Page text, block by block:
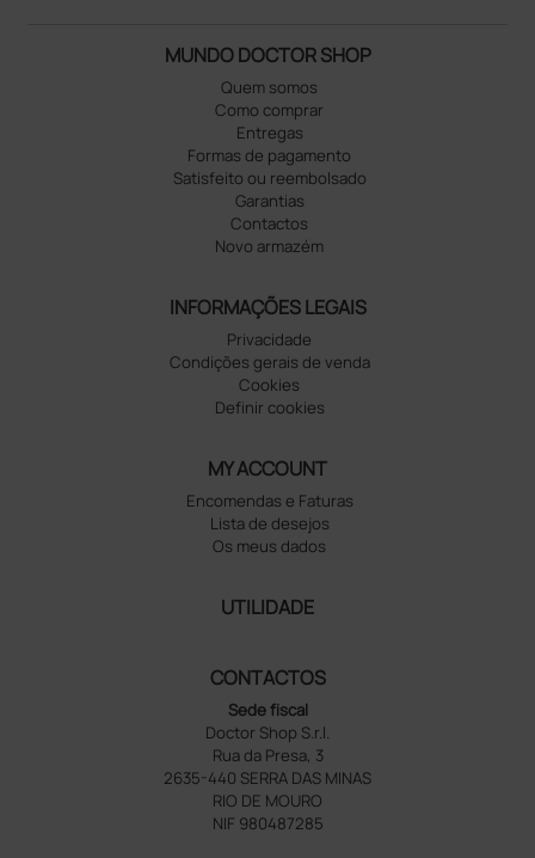
MUNDO DOCTOR SHOP
Quem somos
Como comprar
Entregas
Formas de pagamento
Satisfeito ou reembolsado
Garantias
Contactos
Novo armazém
INFORMAÇÕES LEGAIS
Privacidade
Condições gerais de venda
Cookies
Definir cookies
MY ACCOUNT
Encomendas e Faturas
Lista de desejos
Os meus dados
UTILIDADE
CONTACTOS
Sede fiscal
Doctor Shop S.r.l.
Rua da Presa, 3
2635-440 SERRA DAS MINAS
RIO DE MOURO
NIF 980487285